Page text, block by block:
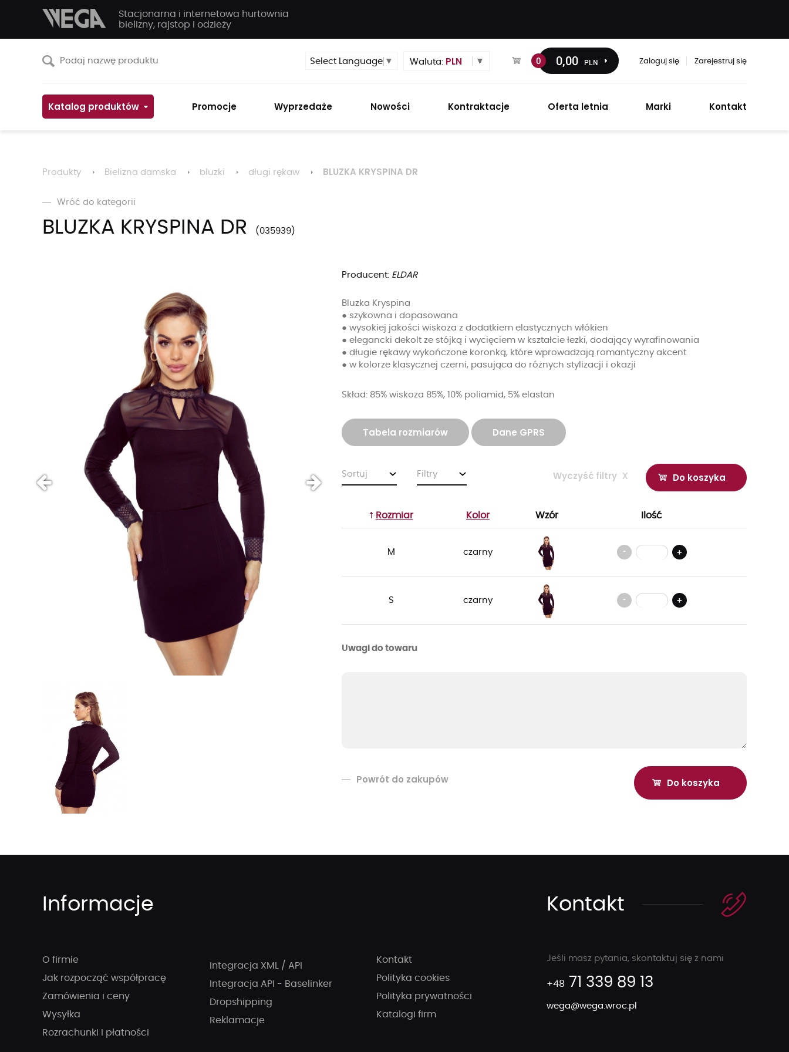
Stacjonarna i internetowa hurtownia
bielizny, rajstop i odzieży
Select Language ▼ Waluta: PLN 0 0,00 PLN Zaloguj się Zarejestruj się
Katalog produktów Promocje Wyprzedaże Nowości Kontraktacje Oferta letnia Marki Kontakt
Produkty Bielizna damska bluzki długi rękaw BLUZKA KRYSPINA DR
Wróć do kategorii
BLUZKA KRYSPINA DR 035939
Producent: ELDAR
Bluzka Kryspina
● szykowna i dopasowana
● wysokiej jakości wiskoza z dodatkiem elastycznych włókien
● elegancki dekolt ze stójką i wycięciem w kształcie łezki, dodający wyrafinowania
● długie rękawy wykończone koronką, które wprowadzają romantyczny akcent
● w kolorze klasycznej czerni, pasująca do różnych stylizacji i okazji
Skład: 85% wiskoza 85%, 10% poliamid, 5% elastan
Tabela rozmiarów Dane GPRS
Sortuj Filtry Do koszyka
Wyczyść filtry x
Rozmiar Kolor Wzór Ilość
M czarny - +
S czarny - +
Uwagi do towaru
Powrót do zakupów
Informacje
O firmie
Jak rozpocząć współpracę
Zamówienia i ceny
Wysyłka
Rozrachunki i płatności
Integracja XML / API
Integracja API - Baselinker
Dropshipping
Reklamacje
Kontakt
Polityka cookies
Polityka prywatności
Katalogi firm
Kontakt
Jeśli masz pytania, skontaktuj się z nami
+48 71 339 89 13
wega@wega.wroc.pl